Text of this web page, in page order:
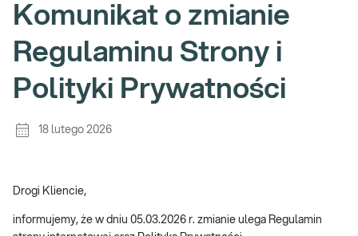
Komunikat o zmianie
Regulaminu Strony i
Polityki Prywatności
18 lutego 2026
Drogi Kliencie,
informujemy, że w dniu 05.03.2026 r. zmianie ulega Regulamin